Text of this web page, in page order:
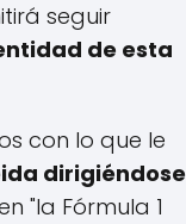
seguir
de esta
con lo que le
dirigiéndose
"la Fórmula 1